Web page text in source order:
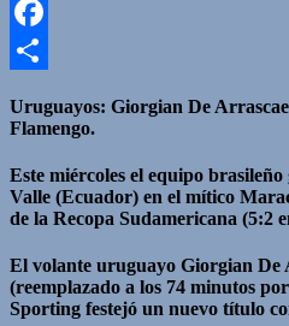
WhatsApp
Facebook
Uruguayos: Giorgian De
Flamengo.
Este miércoles el equipo
Valle (Ecuador) en el mítico
de la Recopa Sudamericana (5:2
El volante uruguayo Giorgian De
(reemplazado a los 74 minutos
Sporting festejó un nuevo título